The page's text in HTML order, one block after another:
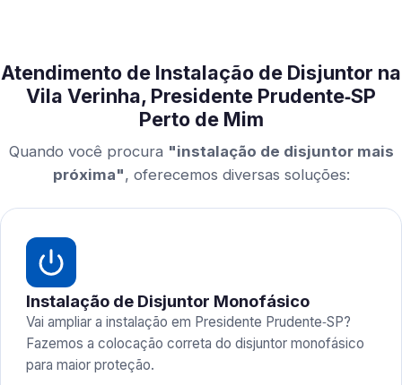
Atendimento de Instalação de Disjuntor na
Vila Verinha, Presidente Prudente‑SP
Perto de Mim
Quando você procura "instalação de disjuntor mais
próxima", oferecemos diversas soluções:
Instalação de Disjuntor Monofásico
Vai ampliar a instalação em Presidente Prudente‑SP?
Fazemos a colocação correta do disjuntor monofásico
para maior proteção.